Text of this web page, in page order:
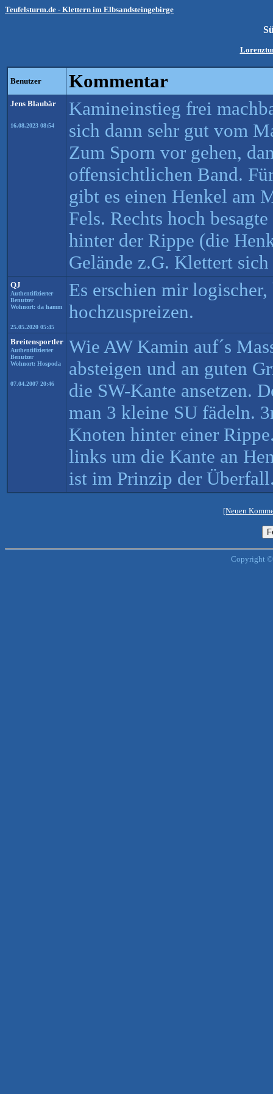
Teufelsturm.de - Klettern im Elbsandsteingebirge
Benutzer Kommentar
Jens Blaubär
16.08.2023 08:54
Kamineinstieg frei
sich dann sehr gut vom
Zum Sporn vor gehen,
offensichtlichen Band.
gibt es einen Henkel am
Fels. Rechts hoch
hinter der Rippe (die
Gelände z.G. Klettert
QJ
Authentifizierter
Benutzer
Wohnort: da hamm
25.05.2020 05:45
Es erschien mir
hochzuspreizen.
Breitensportler
Authentifizierter
Benutzer
Wohnort: Hospoda
07.04.2007 20:46
Wie AW Kamin auf´s
absteigen und an guten
die SW-Kante ansetzen.
man 3 kleine SU fädeln.
Knoten hinter einer
links um die Kante an
ist im Prinzip der
[Neuen
Copyright ©